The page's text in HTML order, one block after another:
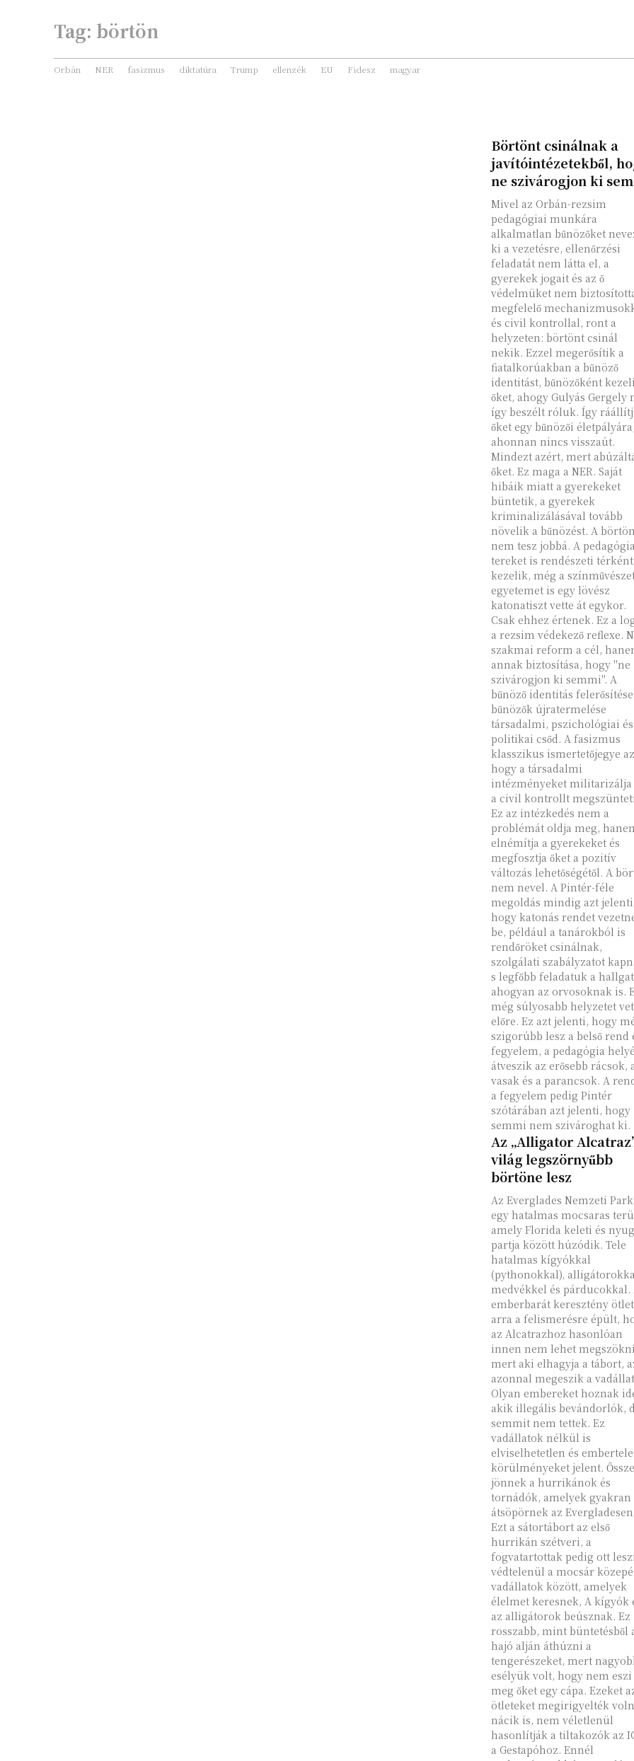
Tag: börtön
Orbán NER fasizmus diktatúra Trump ellenzék EU Fidesz magyar
Börtönt csinálnak a
javítóintézetekből,
ne szivárogjon ki
Mivel az Orbán-rezsim
pedagógiai munkára
alkalmatlan bűnözőket
ki a vezetésre, ellenőrzési
feladatát nem látta el, a
gyerekek jogait és az ő
védelmüket nem
megfelelő
és civil kontrollal, ront a
helyzeten: börtönt csinál
nekik. Ezzel megerősítik a
fiatalkorúakban a bűnöző
identitást, bűnözőként
őket, ahogy Gulyás Gergely
így beszélt róluk. Így
őket egy bűnözői életpályára,
ahonnan nincs visszaút.
Mindezt azért, mert
őket. Ez maga a NER. Saját
hibáik miatt a gyerekeket
büntetik, a gyerekek
kriminalizálásával tovább
növelik a bűnözést. A börtön
nem tesz jobbá. A
tereket is rendészeti térként
kezelik, még a
egyetemet is egy lövész
katonatiszt vette át egykor.
Csak ehhez értenek. Ez a logika
a rezsim védekező reflexe.
szakmai reform a cél,
annak biztosítása, hogy "ne
szivárogjon ki semmi". A
bűnöző identitás felerősítése
bűnözők újratermelése
társadalmi, pszichológiai és
politikai csőd. A fasizmus
klasszikus ismertetőjegye
hogy a társadalmi
intézményeket militarizálja
a civil kontrollt
Ez az intézkedés nem a
problémát oldja meg,
elnémítja a gyerekeket és
megfosztja őket a pozitív
változás lehetőségétől. A
nem nevel. A Pintér-féle
megoldás mindig azt
hogy katonás rendet
be, például a tanárokból is
rendőröket csinálnak,
szolgálati szabályzatot
s legfőbb feladatuk a
ahogyan az orvosoknak is.
még súlyosabb helyzetet
előre. Ez azt jelenti, hogy még
szigorúbb lesz a belső rend
fegyelem, a pedagógia
átveszik az erősebb rácsok,
vasak és a parancsok. A
a fegyelem pedig Pintér
szótárában azt jelenti, hogy
semmi nem szivároghat ki.
Az „Alligator
világ legszörnyűbb
börtöne lesz
Az Everglades Nemzeti Park
egy hatalmas mocsaras
amely Florida keleti és
partja között húzódik. Tele
hatalmas kígyókkal
(pythonokkal),
medvékkel és párducokkal.
emberbarát keresztény ötlet
arra a felismerésre épült,
az Alcatrazhoz hasonlóan
innen nem lehet
mert aki elhagyja a tábort,
azonnal megeszik a
Olyan embereket hoznak
akik illegális bevándorlók,
semmit nem tettek. Ez
vadállatok nélkül is
elviselhetetlen és
körülményeket jelent.
jönnek a hurrikánok és
tornádók, amelyek gyakran
átsöpörnek az
Ezt a sátortábort az első
hurrikán szétveri, a
fogvatartottak pedig ott
védtelenül a mocsár
vadállatok között, amelyek
élelmet keresnek, A kígyók
az alligátorok beúsznak. Ez
rosszabb, mint büntetésből
hajó alján áthúzni a
tengerészeket, mert
esélyük volt, hogy nem eszi
meg őket egy cápa. Ezeket az
ötleteket megirigyelték
nácik is, nem véletlenül
hasonlítják a tiltakozók az
a Gestapóhoz. Ennél